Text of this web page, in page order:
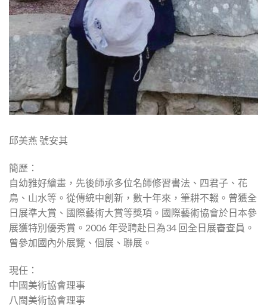
邱美燕 號安其
簡歷：
自幼雅好繪畫，先後師承多位名師修習書法、四君子、花
鳥、山水等。從傳統中創新，數十年來，筆耕不輟。曾獲全
日展準大賞、國際藝術大賞等獎項。國際藝術協會於日本參
展獲特別優秀賞。2006 年受聘赴日為34 回全日展審查員。
曾參加國內外展覽、個展、聯展。
現任：
中國美術協會理事
八閩美術協會理事